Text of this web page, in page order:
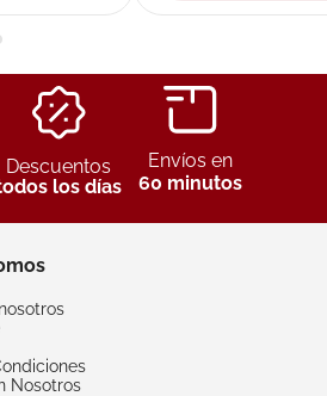
Descuentos
los días
Envíos en
60 minutos
Nosotros